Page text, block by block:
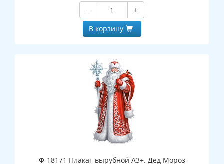
−
+
В корзину
Ф-18171 Плакат вырубной А3+. Дед Мороз